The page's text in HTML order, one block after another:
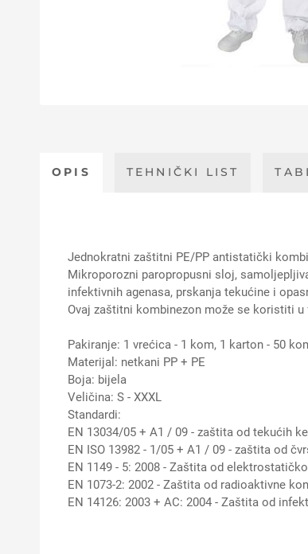
OPIS TEHNIČKI LIST
Jednokratni zaštitni PE/PP antistatički
Mikroporozni paropropusni sloj,
infektivnih agenasa, prskanja tekućine i
Ovaj zaštitni kombinezon može se koristiti
Pakiranje: 1 vrećica - 1 kom, 1 karton - 50
Materijal: netkani PP + PE
Boja: bijela
Veličina: S - XXXL
Standardi:
EN 13034/05 + A1 / 09 - zaštita od tekućih
EN ISO 13982 - 1/05 + A1 / 09 - zaštita od
EN 1149 - 5: 2008 - Zaštita od
EN 1073-2: 2002 - Zaštita od radioaktivne
EN 14126: 2003 + AC: 2004 - Zaštita od